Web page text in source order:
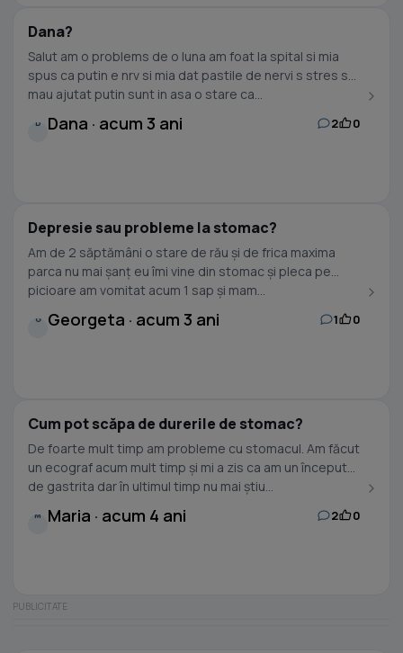
Dana?
Salut am o problems de o luna am foat la spital si mia
spus ca putin e nrv si mia dat pastile de nervi s stres s
mau ajutat putin sunt in asa o stare ca...
D Dana · acum 3 ani 2 0
Depresie sau probleme la stomac?
Am de 2 săptămâni o stare de rău și de frica maxima
parca nu mai șanț eu îmi vine din stomac și pleca pe
picioare am vomitat acum 1 sap și mam...
G Georgeta · acum 3 ani 1 0
Cum pot scăpa de durerile de stomac?
De foarte mult timp am probleme cu stomacul. Am făcut
un ecograf acum mult timp și mi a zis ca am un început
de gastrita dar în ultimul timp nu mai știu...
M Maria · acum 4 ani 2 0